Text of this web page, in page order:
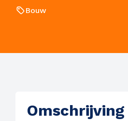
Bouw
Omschrijving